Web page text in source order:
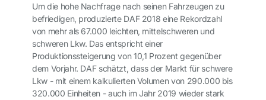
Um die hohe Nachfrage nach seinen Fahrzeugen zu
befriedigen, produzierte DAF 2018 eine Rekordzahl
von mehr als 67.000 leichten, mittelschweren und
schweren Lkw. Das entspricht einer
Produktionssteigerung von 10,1 Prozent gegenüber
dem Vorjahr. DAF schätzt, dass der Markt für schwere
Lkw - mit einem kalkulierten Volumen von 290.000 bis
320.000 Einheiten - auch im Jahr 2019 wieder stark